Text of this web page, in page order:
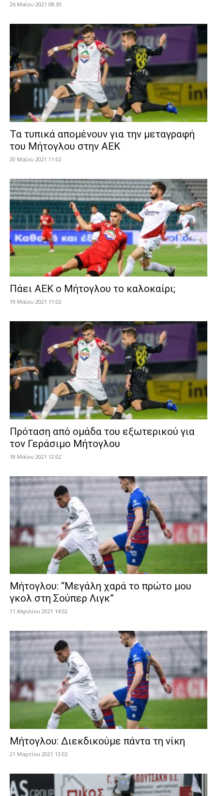
26 Μαΐου 2021 08:30
Τα τυπικά απομένουν για την μεταγραφή
του Μήτογλου στην ΑΕΚ
20 Μαΐου 2021 11:02
Πάει ΑΕΚ ο Μήτογλου το καλοκαίρι;
19 Μαΐου 2021 11:02
Πρόταση από ομάδα του εξωτερικού για
τον Γεράσιμο Μήτογλου
18 Μαΐου 2021 12:02
Μήτογλου: “Μεγάλη χαρά το πρώτο μου
γκολ στη Σούπερ Λιγκ”
11 Απριλίου 2021 14:02
Μήτογλου: Διεκδικούμε πάντα τη νίκη
21 Μαρτίου 2021 13:02